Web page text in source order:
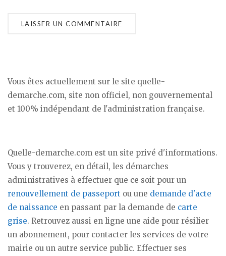
Vous êtes actuellement sur le site quelle-
demarche.com, site non officiel, non gouvernemental
et 100% indépendant de l'administration française.
Quelle-demarche.com est un site privé d'informations.
Vous y trouverez, en détail, les démarches
administratives à effectuer que ce soit pour un
renouvellement de passeport ou une demande d'acte
de naissance en passant par la demande de carte
grise. Retrouvez aussi en ligne une aide pour résilier
un abonnement, pour contacter les services de votre
mairie ou un autre service public. Effectuer ses